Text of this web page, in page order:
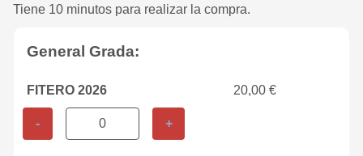
Tiene 10 minutos para realizar la compra.
General Grada:
FITERO 2026 20,00 €
- +